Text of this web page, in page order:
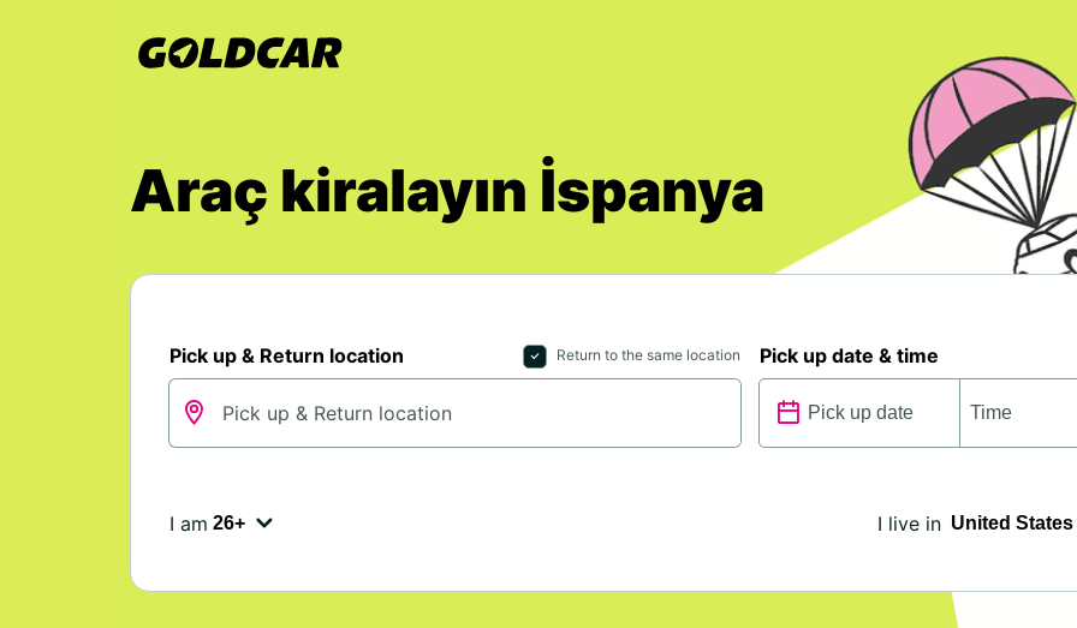
Araç kiralayın İspanya
Pick up & Return location Return to the same location Pick up date & time
I am I live in